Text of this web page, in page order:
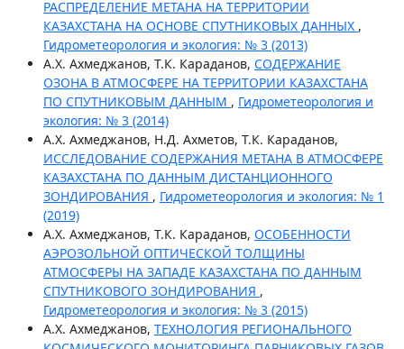
РАСПРЕДЕЛЕНИЕ МЕТАНА НА ТЕРРИТОРИИ
КАЗАХСТАНА НА ОСНОВЕ СПУТНИКОВЫХ ДАННЫХ ,
Гидрометеорология и экология: № 3 (2013)
А.Х. Ахмеджанов, Т.К. Караданов, СОДЕРЖАНИЕ
ОЗОНА В АТМОСФЕРЕ НА ТЕРРИТОРИИ КАЗАХСТАНА
ПО СПУТНИКОВЫМ ДАННЫМ , Гидрометеорология и
экология: № 3 (2014)
А.Х. Ахмеджанов, Н.Д. Ахметов, Т.К. Караданов,
ИССЛЕДОВАНИЕ СОДЕРЖАНИЯ МЕТАНА В АТМОСФЕРЕ
КАЗАХСТАНА ПО ДАННЫМ ДИСТАНЦИОННОГО
ЗОНДИРОВАНИЯ , Гидрометеорология и экология: № 1
(2019)
А.Х. Ахмеджанов, Т.К. Караданов, ОСОБЕННОСТИ
АЭРОЗОЛЬНОЙ ОПТИЧЕСКОЙ ТОЛЩИНЫ
АТМОСФЕРЫ НА ЗАПАДЕ КАЗАХСТАНА ПО ДАННЫМ
СПУТНИКОВОГО ЗОНДИРОВАНИЯ ,
Гидрометеорология и экология: № 3 (2015)
А.Х. Ахмеджанов, ТЕХНОЛОГИЯ РЕГИОНАЛЬНОГО